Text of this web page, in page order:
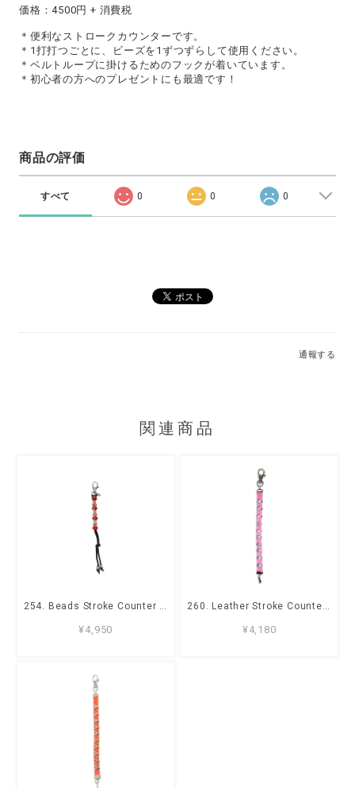
価格：4500円 + 消費税
＊便利なストロークカウンターです。
＊1打打つごとに、ビーズを1ずつずらして使用ください。
＊ベルトループに掛けるためのフックが着いています。
＊初心者の方へのプレゼントにも最適です！
商品の評価
すべて 0 0 0
通報する
関連商品
254. Beads Stroke Counter Red
¥4,950
260. Leather Stroke Counter Pink
¥4,180